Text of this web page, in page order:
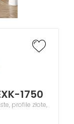
1750
profile złote,